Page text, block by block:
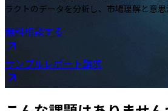
ラクトのデータを分析し、市場理解と意
無料相談する
サンプルレポート請求